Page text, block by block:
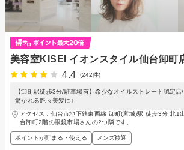
美容室KISEI イオンスタイル仙台卸町
4.4
(242件)
【卸町駅徒歩3分/駐車場有】希少なオイルストレート認定
驚かれる艶々美髪に♪
アクセス：仙台市地下鉄東西線 卸町(宮城)駅 徒歩3分 北1
台卸町2階の眼鏡市場さんの2つ隣です。
ポイントが貯まる・使える メンズ歓迎